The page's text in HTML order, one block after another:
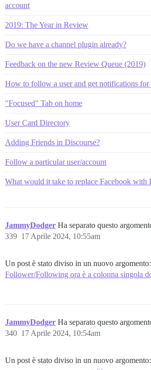
account
2019: The Year in Review
Do we have a channel plugin already?
Feedback on the new Review Queue (2019)
How to follow a user and get notifications for
"Focused" Tab on home
User Card Directory
Adding Friends in Discourse?
Follow a particular user/account
What would it take to replace Facebook with
JammyDodger Ha separato questo
17 Aprile 2024, 10:55am
339
Un post è stato diviso in un nuovo argomento:
Follower/Following ora è a colonna singola
JammyDodger Ha separato questo
17 Aprile 2024, 10:54am
340
Un post è stato diviso in un nuovo argomento: